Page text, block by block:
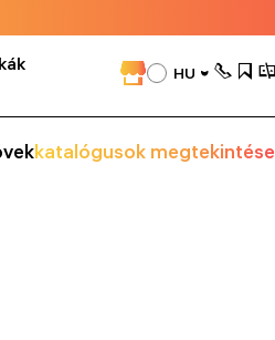
HU
katalógusok megtekintése